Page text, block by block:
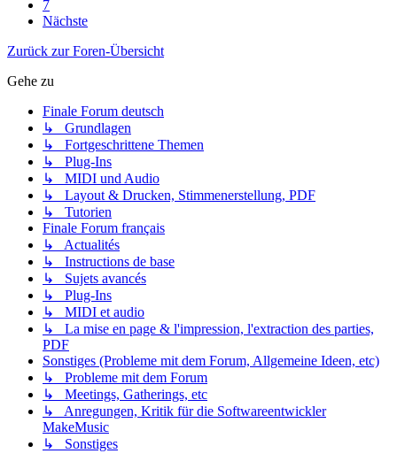
7
Nächste
Zurück zur Foren-Übersicht
Gehe zu
Finale Forum deutsch
↳ Grundlagen
↳ Fortgeschrittene Themen
↳ Plug-Ins
↳ MIDI und Audio
↳ Layout & Drucken, Stimmenerstellung, PDF
↳ Tutorien
Finale Forum français
↳ Actualités
↳ Instructions de base
↳ Sujets avancés
↳ Plug-Ins
↳ MIDI et audio
↳ La mise en page & l'impression, l'extraction des parties,
PDF
Sonstiges (Probleme mit dem Forum, Allgemeine Ideen, etc)
↳ Probleme mit dem Forum
↳ Meetings, Gatherings, etc
↳ Anregungen, Kritik für die Softwareentwickler
MakeMusic
↳ Sonstiges